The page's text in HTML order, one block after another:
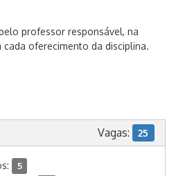
professor responsável, na
oferecimento da disciplina.
Vagas: 25
5